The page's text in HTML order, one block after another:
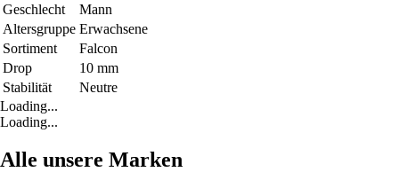
Geschlecht
Mann
Altersgruppe Erwachsene
Sortiment
Falcon
Drop
10 mm
Stabilität
Neutre
Loading...
Loading...
Alle unsere Marken